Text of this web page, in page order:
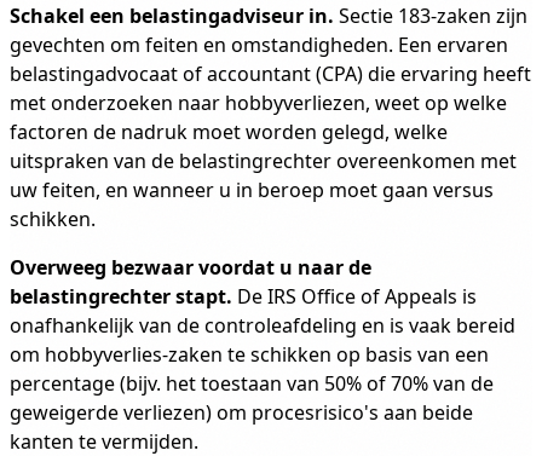
Schakel een belastingadviseur in. Sectie 183-zaken zijn
gevechten om feiten en omstandigheden. Een ervaren
belastingadvocaat of accountant (CPA) die ervaring heeft
met onderzoeken naar hobbyverliezen, weet op welke
factoren de nadruk moet worden gelegd, welke
uitspraken van de belastingrechter overeenkomen met
uw feiten, en wanneer u in beroep moet gaan versus
schikken.
Overweeg bezwaar voordat u naar de
belastingrechter stapt. De IRS Office of Appeals is
onafhankelijk van de controleafdeling en is vaak bereid
om hobbyverlies-zaken te schikken op basis van een
percentage (bijv. het toestaan van 50% of 70% van de
geweigerde verliezen) om procesrisico's aan beide
kanten te vermijden.